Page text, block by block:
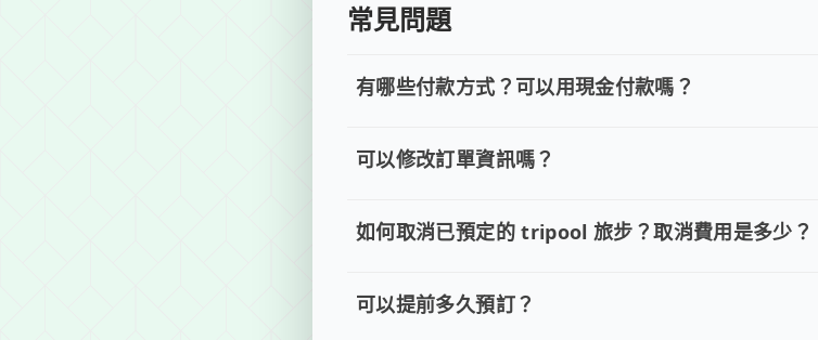
常見問題
有哪些付款方式？可以用現金付款嗎？
可以修改訂單資訊嗎？
如何取消已預定的 tripool 旅步？取消費用是多少？
可以提前多久預訂？